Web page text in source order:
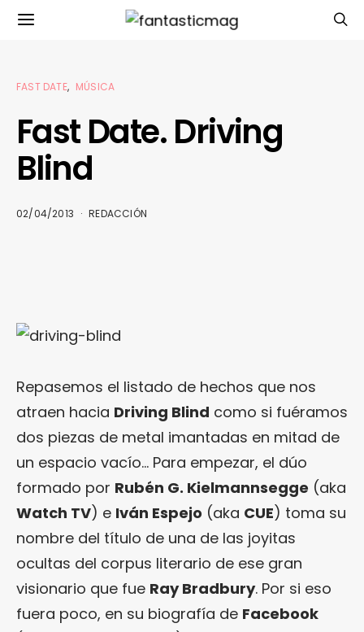
FAST DATE MÚSICA
Fast Date. Driving
Blind
02/04/2013 REDACCIÓN
Repasemos el listado de hechos que nos
atraen hacia Driving Blind como si fuéramos
dos piezas de metal imantadas en mitad de
un espacio vacío… Para empezar, el dúo
formado por Rubén G. Kielmannsegge (aka
Watch TV) e Iván Espejo (aka CUE) toma su
nombre del título de una de las joyitas
ocultas del corpus literario de ese gran
visionario que fue Ray Bradbury. Por si eso
fuera poco, en su biografía de Facebook